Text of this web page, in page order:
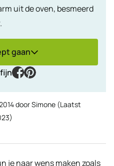
uit de oven, besmeerd
gaan
facebook
pinterest
doorSimone (Laatst
)
je naar wens maken zoals